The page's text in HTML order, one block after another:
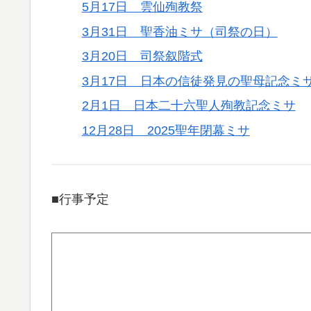
5月17日 雲仙殉教祭
3月31日 聖香油ミサ（司祭の日）
3月20日 司祭叙階式
3月17日 日本の信徒発見の聖母記念ミ
2月1日 日本二十六聖人殉教記念ミサ
12月28日 2025聖年閉幕ミサ
■行事予定